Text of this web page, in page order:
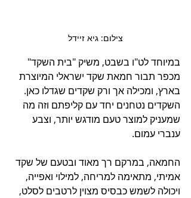
צילום: גיא זיידל
במיוחד לט"ו בשבט, משיק "בית השקד"
מכפר תבור חמאת שקד ישראלי המיוצרת
בארץ, ומכילה אך ורק שקדים שגדלו כאן.
השקדים נטחנים יחד עם קליפתם וזה מה
שמעניק למוצר טעם מודגש יותר, וצבע
ענברי עמום.
החמאה, במרקם רך מאוד ובטעם של שקד
אמיתי, מתאימה למריחה, למילוי ואפייה,
ויכולה לשמש כבסיס מצוין לרטבים לסלט,